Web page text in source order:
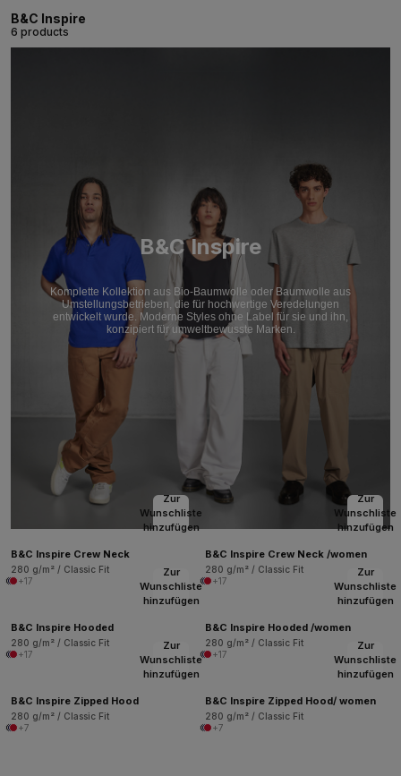
B&C Inspire
6 products
B&C Inspire
Komplette Kollektion aus Bio-Baumwolle oder Baumwolle aus
Umstellungsbetrieben, die für hochwertige Veredelungen
entwickelt wurde. Moderne Styles ohne Label für sie und ihn,
konzipiert für umweltbewusste Marken.
Zur
Wunschliste
hinzufügen
B&C Inspire Crew Neck
280 g/m² / Classic Fit
+17
Zur
Wunschliste
hinzufügen
B&C Inspire Crew Neck /women
280 g/m² / Classic Fit
+17
Zur
Wunschliste
hinzufügen
B&C Inspire Hooded
280 g/m² / Classic Fit
+17
Zur
Wunschliste
hinzufügen
B&C Inspire Hooded /women
280 g/m² / Classic Fit
+17
Zur
Wunschliste
hinzufügen
B&C Inspire Zipped Hood
280 g/m² / Classic Fit
+7
Zur
Wunschliste
hinzufügen
B&C Inspire Zipped Hood/ women
280 g/m² / Classic Fit
+7